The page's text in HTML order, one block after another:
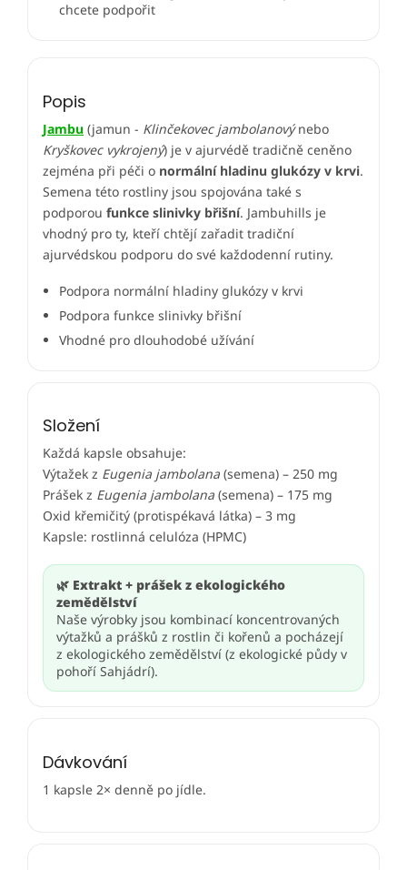
chcete podpořit
Popis
Jambu (jamun - Klinčekovec jambolanovýnebo
Kryškovec vykrojený) je v ajurvédě tradičně ceněno
zejména při péči o normální hladinu glukózy v krvi.
Semena této rostliny jsou spojována také s
podporou funkce slinivky břišní. Jambuhills je
vhodný pro ty, kteří chtějí zařadit tradiční
ajurvédskou podporu do své každodenní rutiny.
Podpora normální hladiny glukózy v krvi
Podpora funkce slinivky břišní
Vhodné pro dlouhodobé užívání
Složení
Každá kapsle obsahuje:
Výtažek z Eugenia jambolana (semena) – 250 mg
Prášek z Eugenia jambolana (semena) – 175 mg
Oxid křemičitý (protispékavá látka) – 3 mg
Kapsle: rostlinná celulóza (HPMC)
🌿 Extrakt + prášek z ekologického
zemědělství
Naše výrobky jsou kombinací koncentrovaných
výtažků a prášků z rostlin či kořenů a pocházejí
z ekologického zemědělství (z ekologické půdy v
pohoří Sahjádrí).
Dávkování
1 kapsle 2× denně po jídle.